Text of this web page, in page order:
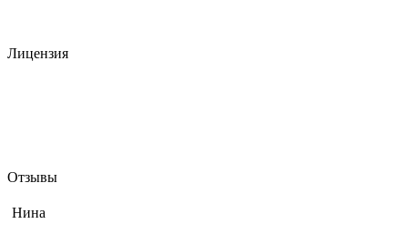
Лицензия
Отзывы
Нина